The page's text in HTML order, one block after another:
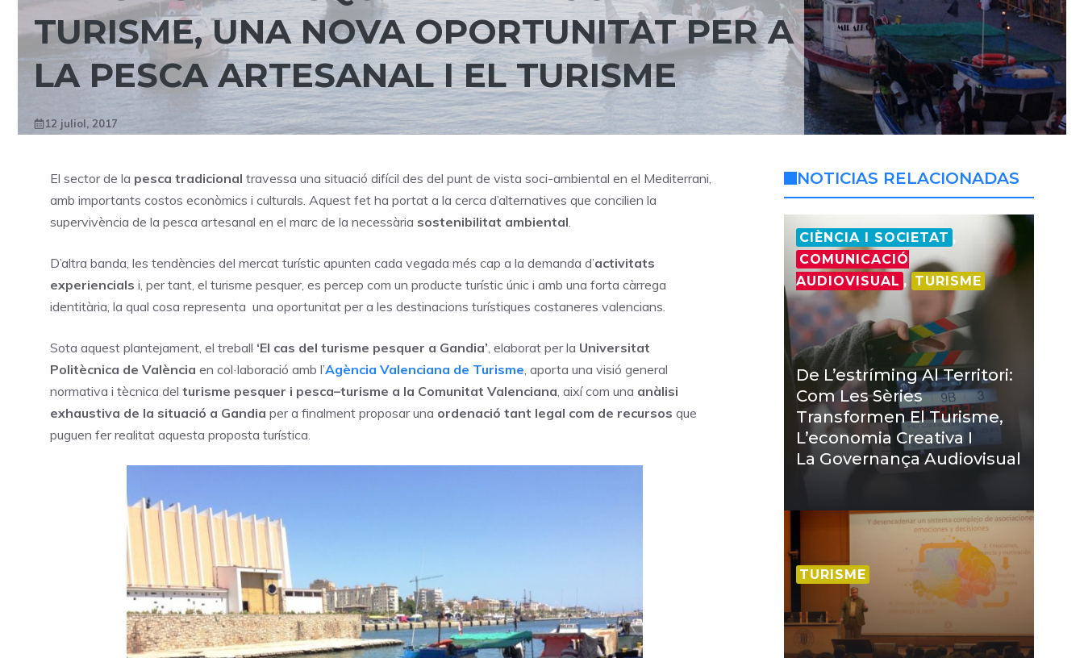
TURISME, UNA NOVA OPORTUNITAT PER A
LA PESCA ARTESANAL I EL TURISME
12 juliol, 2017
El sector de la pesca tradicional travessa una situació difícil des del punt de vista soci-ambiental en el Mediterrani,
amb importants costos econòmics i culturals. Aquest fet ha portat a la cerca d’alternatives que concilien la
supervivència de la pesca artesanal en el marc de la necessària sostenibilitat ambiental.
D’altra banda, les tendències del mercat turístic apunten cada vegada més cap a la demanda d’activitats
experiencials i, per tant, el turisme pesquer, es percep com un producte turístic únic i amb una forta càrrega
identitària, la qual cosa representa una oportunitat per a les destinacions turístiques costaneres valencians.
Sota aquest plantejament, el treball ‘El cas del turisme pesquer a Gandia’, elaborat per la Universitat
Politècnica de València en col·laboració amb l’Agència Valenciana de Turisme, aporta una visió general
normativa i tècnica del turisme pesquer i pesca–turisme a la Comunitat Valenciana, així com una anàlisi
exhaustiva de la situació a Gandia per a finalment proposar una ordenació tant legal com de recursos que
puguen fer realitat aquesta proposta turística.
NOTICIAS RELACIONADAS
CIÈNCIA I SOCIETAT ,
COMUNICACIÓ
AUDIOVISUAL , TURISME
De L’estríming Al Territori:
Com Les Sèries
Transformen El Turisme,
L’economia Creativa I
La Governança Audiovisual
TURISME